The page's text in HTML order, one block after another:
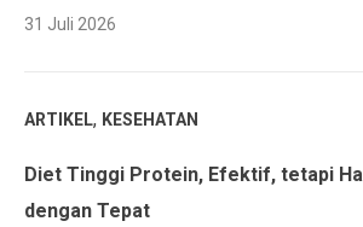
31 Juli 2026
ARTIKEL, KESEHATAN
Diet Tinggi Protein, Efektif, tetapi
dengan Tepat